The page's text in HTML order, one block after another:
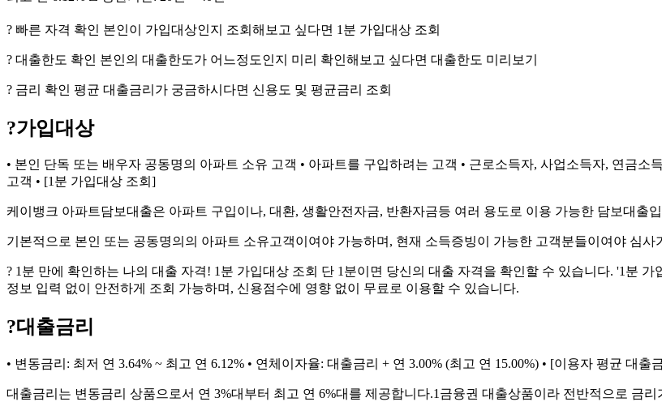
? 빠른 자격 확인 본인이 가입대상인지 조회해보고 싶다면 1분 가입대상 조회
? 대출한도 확인 본인의 대출한도가 어느정도인지 미리 확인해보고 싶다면 대출한도 미리보기
? 금리 확인 평균 대출금리가 궁금하시다면 신용도 및 평균금리 조회
?가입대상
• 본인 단독 또는 배우자 공동명의 아파트 소유 고객 • 아파트를 구입하려는 고객 • 근로소득자, 사업소득자, 연금
고객 • [1분 가입대상 조회]
케이뱅크 아파트담보대출은 아파트 구입이나, 대환, 생활안전자금, 반환자금등 여러 용도로 이용 가능한 담보대출
기본적으로 본인 또는 공동명의의 아파트 소유고객이여야 가능하며, 현재 소득증빙이 가능한 고객분들이여야 심사
? 1분 만에 확인하는 나의 대출 자격! 1분 가입대상 조회 단 1분이면 당신의 대출 자격을 확인할 수 있습니다. '1분
정보 입력 없이 안전하게 조회 가능하며, 신용점수에 영향 없이 무료로 이용할 수 있습니다.
?대출금리
• 변동금리: 최저 연 3.64% ~ 최고 연 6.12% • 연체이자율: 대출금리 + 연 3.00% (최고 연 15.00%) • [이용자 평균 대출
대출금리는 변동금리 상품으로서 연 3%대부터 최고 연 6%대를 제공합니다.1금융권 대출상품이라 전반적으로 금